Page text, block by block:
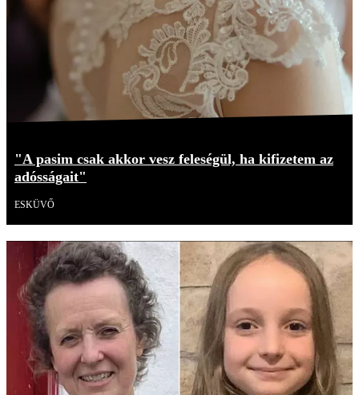
"A pasim csak akkor vesz feleségül, ha kifizetem az
adósságait"
ESKÜVŐ